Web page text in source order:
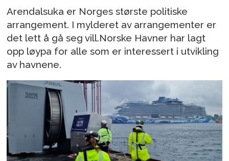
Arendalsuka er Norges største politiske
arrangement. I mylderet av arrangementer er
det lett å gå seg vill.Norske Havner har lagt
opp løypa for alle som er interessert i utvikling
av havnene.